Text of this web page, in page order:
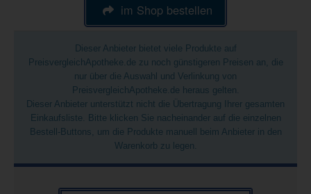
im Shop bestellen
Dieser Anbieter bietet viele Produkte auf
PreisvergleichApotheke.de zu noch günstigeren Preisen an, die
nur über die Auswahl und Verlinkung von
PreisvergleichApotheke.de heraus gelten.
Dieser Anbieter unterstützt nicht die Übertragung Ihrer gesamten
Einkaufsliste. Bitte klicken Sie nacheinander auf die einzelnen
Bestell-Buttons, um die Produkte manuell beim Anbieter in den
Warenkorb zu legen.